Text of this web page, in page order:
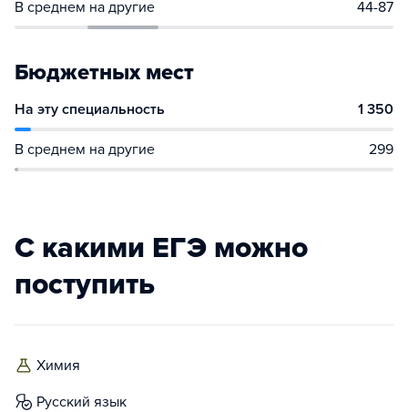
В среднем на другие 44-87
Бюджетных мест
На эту специальность 1 350
В среднем на другие 299
С какими ЕГЭ можно
поступить
химия
русский язык